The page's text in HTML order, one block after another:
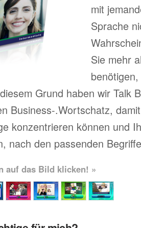
mit
Sprache
Sie mehr
Grund haben wir Talk
Business-.Wortschatz,
konzentrieren können und
nach den passenden
auf das Bild klicken! »